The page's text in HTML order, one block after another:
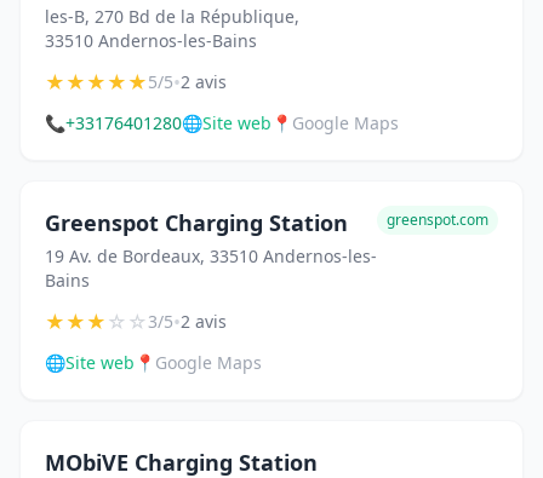
les-B, 270 Bd de la République,
33510 Andernos-les-Bains
★★★★★5/5•2 avis
📞+33176401280🌐Site web 📍 Google Maps
Greenspot Charging Station
19 Av. de Bordeaux, 33510 Andernos-les-
Bains
greenspot.com
★★★☆☆3/5•2 avis
🌐Site web 📍 Google Maps
MObiVE Charging Station